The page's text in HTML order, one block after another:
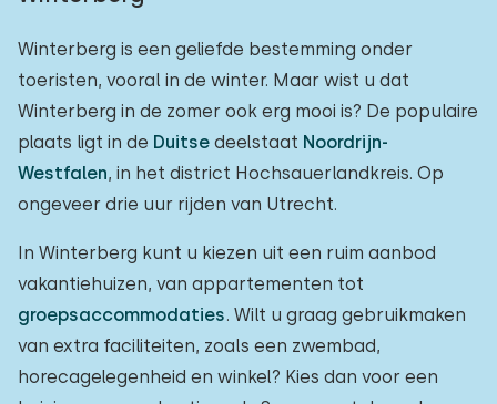
Winterberg is een geliefde bestemming onder
toeristen, vooral in de winter. Maar wist u dat
Winterberg in de zomer ook erg mooi is? De populaire
plaats ligt in de Duitse deelstaat Noordrijn-
Westfalen, in het district Hochsauerlandkreis. Op
ongeveer drie uur rijden van Utrecht.
In Winterberg kunt u kiezen uit een ruim aanbod
vakantiehuizen, van appartementen tot
groepsaccommodaties. Wilt u graag gebruikmaken
van extra faciliteiten, zoals een zwembad,
horecagelegenheid en winkel? Kies dan voor een